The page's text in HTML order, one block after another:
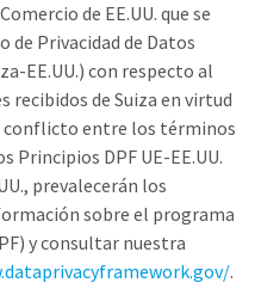
de EE.UU. que se
de Privacidad de Datos
EE.UU.) con respecto al
de Suiza en virtud
conflicto entre los términos
Principios DPF UE-EE.UU.
prevalecerán los
sobre el programa
y consultar nuestra
.